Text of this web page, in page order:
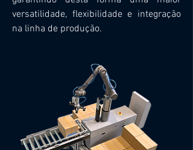
versatilidade, flexibilidade e integração
na linha de produção.